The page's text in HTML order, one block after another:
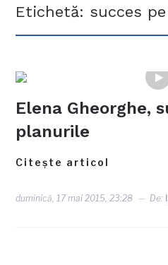
Etichetă: succes
Elena Gheorghe,
planurile
Citește articol
duminică, 17 mai 2015, 23:28 De: